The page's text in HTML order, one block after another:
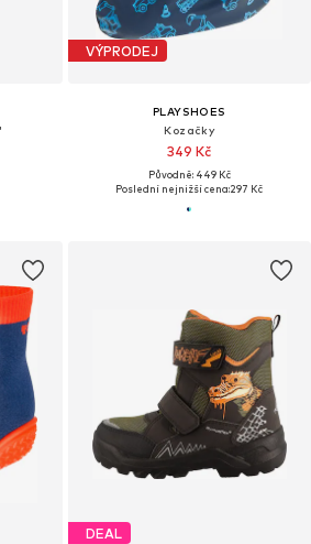
VÝPRODEJ
PLAYSHOES
Kozačky
349 Kč
Původně: 449 Kč
Poslední nejnižší cena:297 Kč
DEAL